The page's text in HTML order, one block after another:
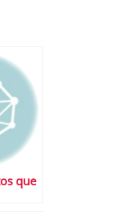
que